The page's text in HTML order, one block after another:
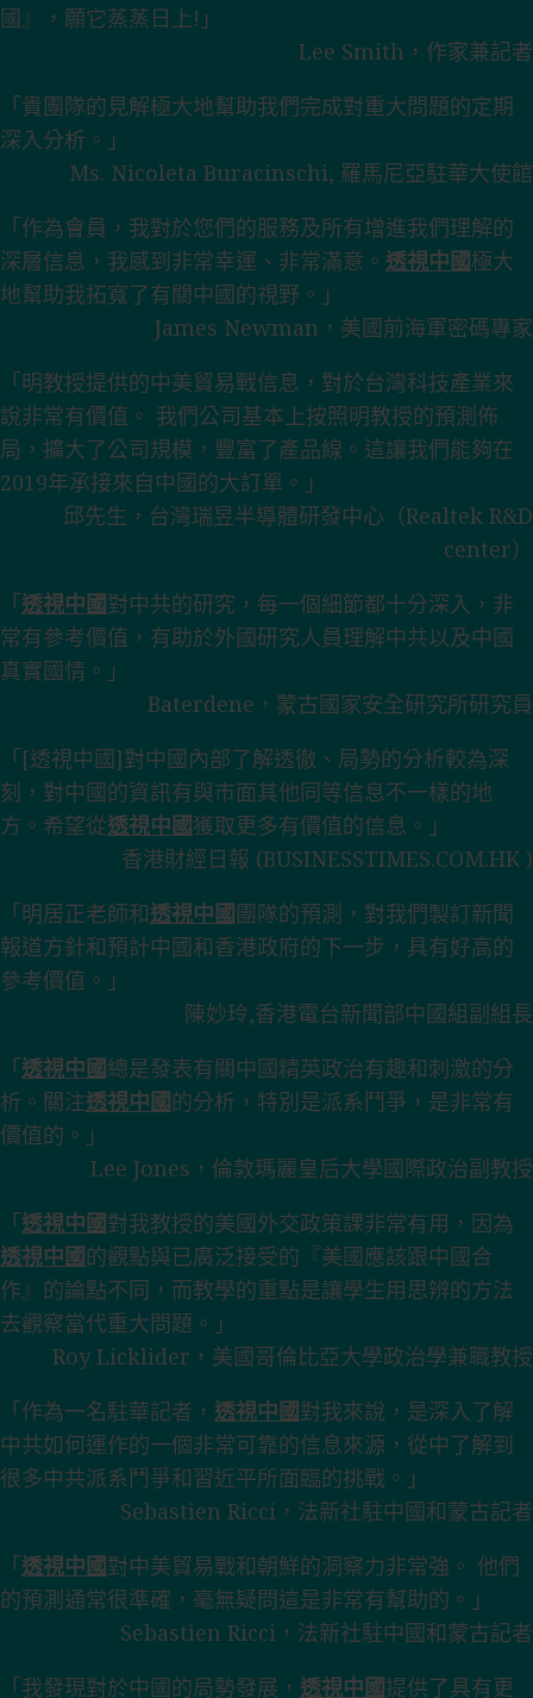
國』，願它蒸蒸日上!」
Lee Smith，作家兼記者
「貴團隊的見解極大地幫助我們完成對重大問題的定期
深入分析。」
Ms. Nicoleta Buracinschi, 羅馬尼亞駐華大使館
「作為會員，我對於您們的服務及所有增進我們理解的
深層信息，我感到非常幸運、非常滿意。 透視中國極大
地幫助我拓寬了有關中國的視野。」
James Newman，美國前海軍密碼專家
「明教授提供的中美貿易戰信息，對於台灣科技產業來
說非常有價值。 我們公司基本上按照明教授的預測佈
局，擴大了公司規模，豐富了產品線。這讓我們能夠在
2019年承接來自中國的大訂單。」
邱先生，台灣瑞昱半導體研發中心（Realtek R&D
center）
「透視中國對中共的研究，每一個細節都十分深入，非
常有參考價值，有助於外國研究人員理解中共以及中國
真實國情。」
Baterdene，蒙古國家安全研究所研究員
「[透視中國]對中國內部了解透徹、局勢的分析較為深
刻，對中國的資訊有與市面其他同等信息不一樣的地
方。希望從透視中國獲取更多有價值的信息。」
香港財經日報 (BUSINESSTIMES.COM.HK )
「明居正老師和透視中國 團隊的預測，對我們製訂新聞
報道方針和預計中國和香港政府的下一步，具有好高的
參考價值。」
陳妙玲,香港電台新聞部中國組副組長
「透視中國總是發表有關中國精英政治有趣和刺激的分
析。關注透視中國的分析，特別是派系鬥爭，是非常有
價值的。」
Lee Jones，倫敦瑪麗皇后大學國際政治副教授
「透視中國對我教授的美國外交政策課非常有用，因為
透視中國的觀點與已廣泛接受的『美國應該跟中國合
作』的論點不同，而教學的重點是讓學生用思辨的方法
去觀察當代重大問題。」
Roy Licklider，美國哥倫比亞大學政治學兼職教授
「作為一名駐華記者， 透視中國對我來說，是深入了解
中共如何運作的一個非常可靠的信息來源，從中了解到
很多中共派系鬥爭和習近平所面臨的挑戰。」
Sebastien Ricci，法新社駐中國和蒙古記者
「透視中國對中美貿易戰和朝鮮的洞察力非常強。 他們
的預測通常很準確，毫無疑問這是非常有幫助的。」
Sebastien Ricci，法新社駐中國和蒙古記者
「我發現對於中國的局勢發展， 透視中國提供了具有更